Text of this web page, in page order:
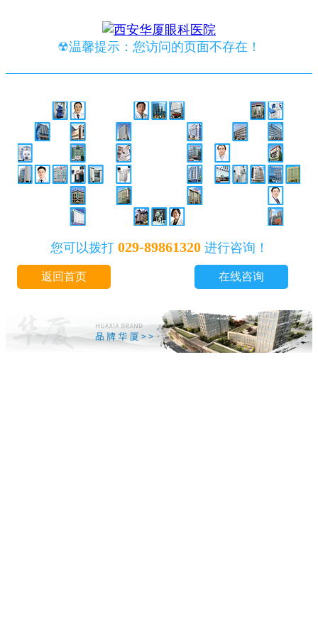
☢温馨提示：您访问的页面不存在！
您可以拨打 029-89861320进行咨询！
返回首页 在线咨询